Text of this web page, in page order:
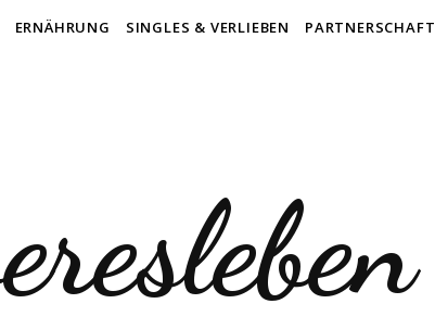
ERNÄHRUNG SINGLES & VERLIEBEN PARTNERSCHAFT